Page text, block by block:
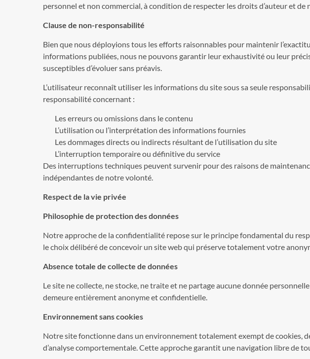
personnel et non commercial, à condition de respecter les droits d’auteur et de
Clause de non-responsabilité
Bien que nous déployions tous les efforts raisonnables pour maintenir
informations publiées, nous ne pouvons garantir leur exhaustivité ou leur
susceptibles d’évoluer sans préavis.
L’utilisateur reconnaît utiliser les informations du site sous sa seule
responsabilité concernant :
Les erreurs ou omissions dans le contenu
L’utilisation ou l’interprétation des informations fournies
Les dommages directs ou indirects résultant de l’utilisation du site
L’interruption temporaire ou définitive du service
Des interruptions techniques peuvent survenir pour des raisons de
indépendantes de notre volonté.
Respect de la vie privée
Philosophie de protection des données
Notre approche de la confidentialité repose sur le principe fondamental du
le choix délibéré de concevoir un site web qui préserve totalement votre
Absence totale de collecte de données
Le site ne collecte, ne stocke, ne traite et ne partage aucune donnée
demeure entièrement anonyme et confidentielle.
Environnement sans cookies
Notre site fonctionne dans un environnement totalement exempt de cookies,
d’analyse comportementale. Cette approche garantit une navigation libre de